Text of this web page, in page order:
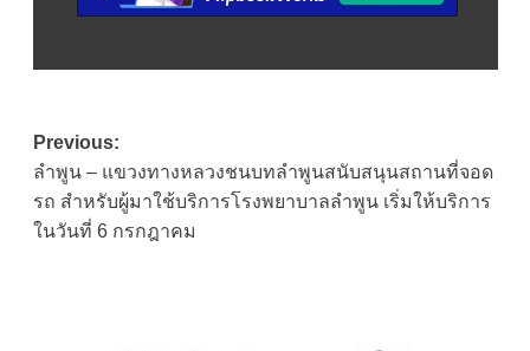
Post
navigation
Previous:
ลำพูน – แขวงทางหลวงชนบทลำพูนสนับสนุนสถานที่จอด
รถ สำหรับผู้มาใช้บริการโรงพยาบาลลำพูน เริ่มให้บริการ
ในวันที่ 6 กรกฎาคม